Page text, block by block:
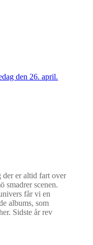
den 26. april.
der er altid fart over
smadrer scenen.
får vi en
albums, som
Sidste år rev